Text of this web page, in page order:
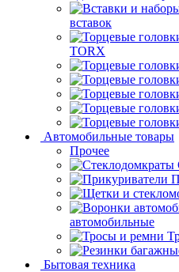
вставок
TORX
Автомобильные товары
Прочее
автомобильные
Бытовая техника